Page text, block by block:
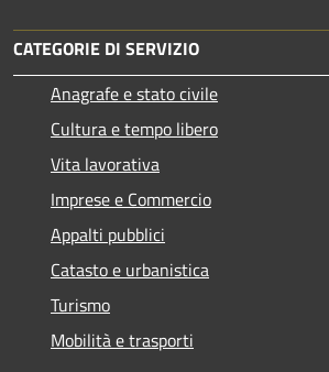
CATEGORIE DI SERVIZIO
Anagrafe e stato civile
Cultura e tempo libero
Vita lavorativa
Imprese e Commercio
Appalti pubblici
Catasto e urbanistica
Turismo
Mobilità e trasporti